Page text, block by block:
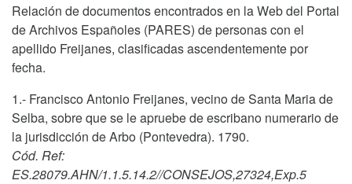
Relación de documentos encontrados en la Web del Portal
de Archivos Españoles (PARES) de personas con el
apellido Freijanes, clasificadas ascendentemente por
fecha.
1.- Francisco Antonio Freijanes, vecino de Santa Maria de
Selba, sobre que se le apruebe de escribano numerario de
la jurisdicción de Arbo (Pontevedra). 1790.
Cód. Ref:
ES.28079.AHN/1.1.5.14.2//CONSEJOS,27324,Exp.5